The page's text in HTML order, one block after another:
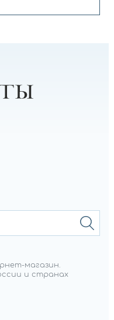
магазин.
и странах